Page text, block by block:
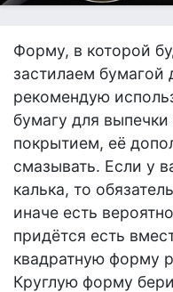
Форму, в которой
застилаем бумагой
рекомендую
бумагу для
покрытием, её
смазывать. Если у
калька, то
иначе есть
придётся есть
квадратную форму
Круглую форму